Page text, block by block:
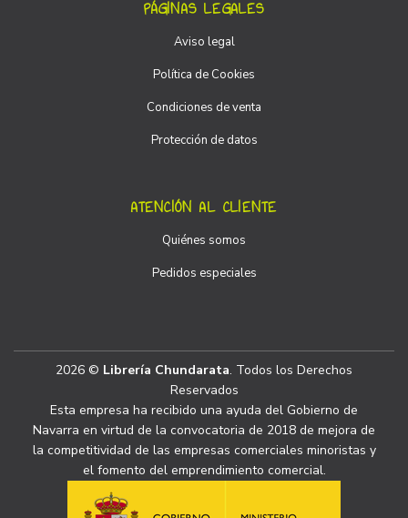
PÁGINAS LEGALES
Aviso legal
Política de Cookies
Condiciones de venta
Protección de datos
ATENCIÓN AL CLIENTE
Quiénes somos
Pedidos especiales
2026 © Librería Chundarata. Todos los Derechos
Reservados
Esta empresa ha recibido una ayuda del Gobierno de
Navarra en virtud de la convocatoria de 2018 de mejora de
la competitividad de las empresas comerciales minoristas y
el fomento del emprendimiento comercial.